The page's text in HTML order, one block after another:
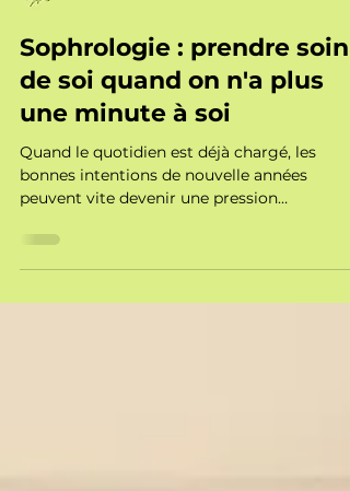
Clara Choteau
Sophrologie : prendre soin
de soi quand on n'a plus
une minute à soi
Quand le quotidien est déjà chargé, les
peuvent vite devenir une pression